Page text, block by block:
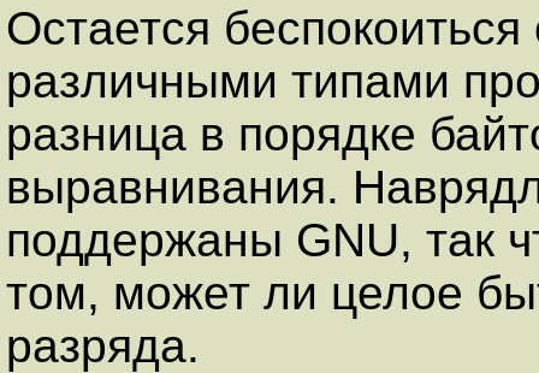
Остается
различными типами
разница в порядке
выравнивания.
поддержаны GNU, так
том, может ли целое
разряда.